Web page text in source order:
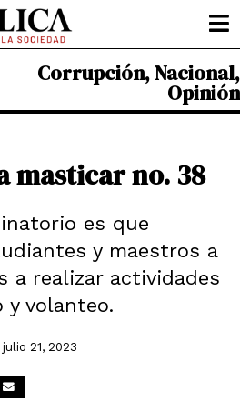
Corrupción,Nacional,
Opinión
masticar no. 38
es que
y maestros a
a realizar actividades
volanteo.
julio 21, 2023